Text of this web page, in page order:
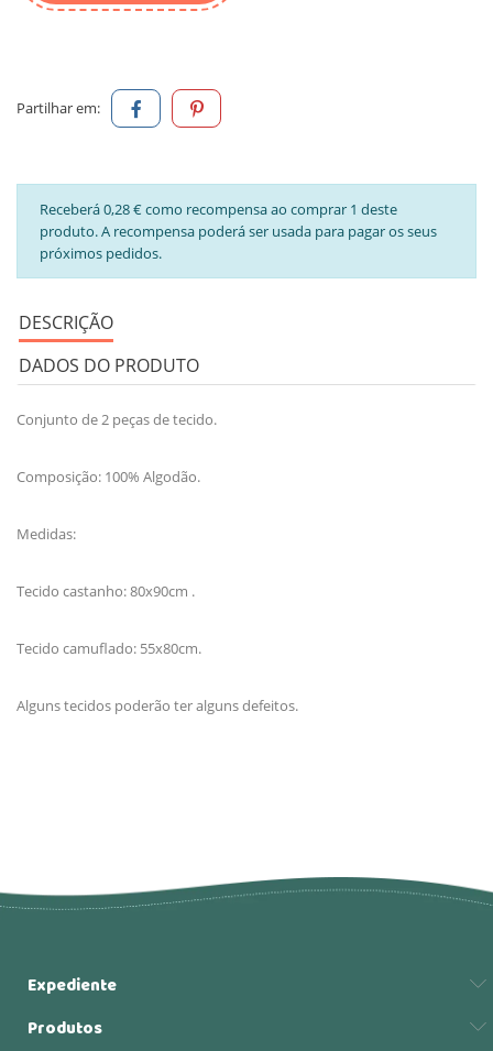
Partilhar em:
Receberá 0,28 € como recompensa ao comprar 1 deste
produto. A recompensa poderá ser usada para pagar os seus
próximos pedidos.
DESCRIÇÃO
DADOS DO PRODUTO
Conjunto de 2 peças de tecido.
Composição: 100% Algodão.
Medidas:
Tecido castanho: 80x90cm .
Tecido camuflado: 55x80cm.
Alguns tecidos poderão ter alguns defeitos.
Expediente
Produtos